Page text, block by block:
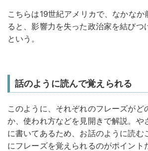
こちらは19世紀アメリカで、なかなか
ると、影響力を失った政治家を結びつ
という。
話のように読んで覚えられる
このように、それぞれのフレーズがど
か、使われ方などを見開きで解説。や
に書いてあるため、お話のように読む
にフレーズを覚えられるのがポイント